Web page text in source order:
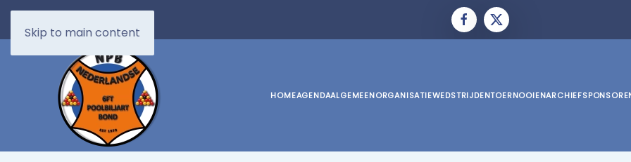
Skip to main content
HOMEAGENDAALGEMEENORGANISATIEWEDSTRIJDENTOERNOOIENARCHIEF